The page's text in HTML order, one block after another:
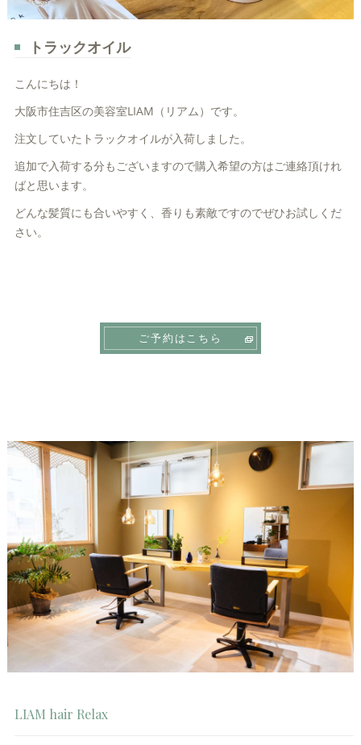
トラックオイル
こんにちは！
大阪市住吉区の美容室LIAM（リアム）です。
注文していたトラックオイルが入荷しました。
追加で入荷する分もございますので購入希望の方はご連絡頂けれ
ばと思います。
どんな髪質にも合いやすく、香りも素敵ですのでぜひお試しくだ
さい。
ご予約はこちら
LIAM hair Relax